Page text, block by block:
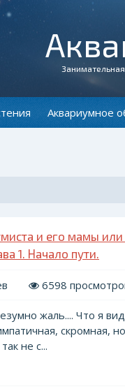
Аквариумное
и его мамы или
1. Начало пути.
6598
жаль.... Что я
скромная,
не с...